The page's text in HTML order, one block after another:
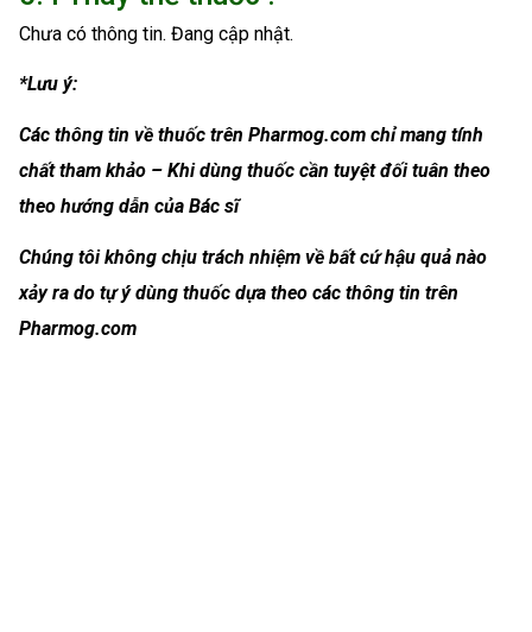
Chưa có thông tin. Đang cập nhật.
*Lưu ý:
Các thông tin về thuốc trên Pharmog.com chỉ mang tính
chất tham khảo – Khi dùng thuốc cần tuyệt đối tuân theo
theo hướng dẫn của Bác sĩ
Chúng tôi không chịu trách nhiệm về bất cứ hậu quả nào
xảy ra do tự ý dùng thuốc dựa theo các thông tin trên
Pharmog.com